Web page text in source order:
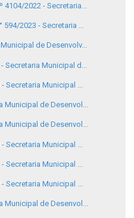
2022 - Secretaria...
594/2023 - Secretaria ...
de Desenvolv...
Secretaria Municipal d...
Secretaria Municipal ...
Municipal de Desenvol...
Municipal de Desenvol...
Secretaria Municipal ...
Secretaria Municipal ...
Secretaria Municipal ...
Municipal de Desenvol...